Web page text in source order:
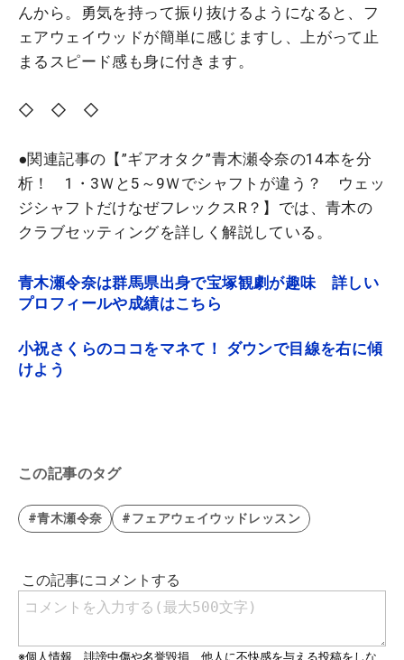
んから。勇気を持って振り抜けるようになると、フ
ェアウェイウッドが簡単に感じますし、上がって止
まるスピード感も身に付きます。
◇ ◇ ◇
●関連記事の【”ギアオタク”青木瀬令奈の14本を分
析！ 1・3Ｗと5～9Ｗでシャフトが違う？ ウェッ
ジシャフトだけなぜフレックスR？】では、青木の
クラブセッティングを詳しく解説している。
青木瀬令奈は群馬県出身で宝塚観劇が趣味 詳しい
プロフィールや成績はこちら
小祝さくらのココをマネて！ ダウンで目線を右に傾
けよう
この記事のタグ
#青木瀬令奈 #フェアウェイウッドレッスン